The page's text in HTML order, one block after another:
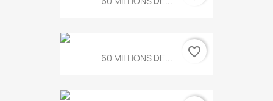
60 MILLIONS DE... favorite_border